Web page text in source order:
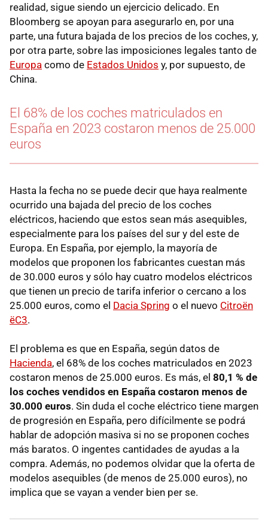
realidad, sigue siendo un ejercicio delicado. En
Bloomberg se apoyan para asegurarlo en, por una
parte, una futura bajada de los precios de los coches, y,
por otra parte, sobre las imposiciones legales tanto de
Europa como de Estados Unidos y, por supuesto, de
China.
El 68% de los coches matriculados en
España en 2023 costaron menos de 25.000
euros
Hasta la fecha no se puede decir que haya realmente
ocurrido una bajada del precio de los coches
eléctricos, haciendo que estos sean más asequibles,
especialmente para los países del sur y del este de
Europa. En España, por ejemplo, la mayoría de
modelos que proponen los fabricantes cuestan más
de 30.000 euros y sólo hay cuatro modelos eléctricos
que tienen un precio de tarifa inferior o cercano a los
25.000 euros, como el Dacia Spring o el nuevo Citroën
ëC3.
El problema es que en España, según datos de
Hacienda, el 68% de los coches matriculados en 2023
costaron menos de 25.000 euros. Es más, el 80,1 % de
los coches vendidos en España costaron menos de
30.000 euros. Sin duda el coche eléctrico tiene margen
de progresión en España, pero difícilmente se podrá
hablar de adopción masiva si no se proponen coches
más baratos. O ingentes cantidades de ayudas a la
compra. Además, no podemos olvidar que la oferta de
modelos asequibles (de menos de 25.000 euros), no
implica que se vayan a vender bien per se.